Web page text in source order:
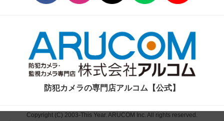
防犯カメラの専門店アルコム【公式】
Copyright (C) 2003-This Year. ARUCOM Inc. All rights reserved.